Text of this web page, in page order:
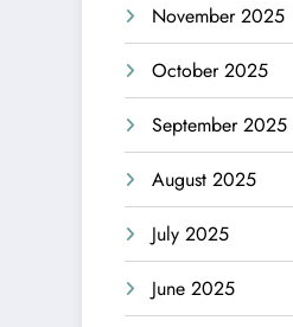
November 2025
October 2025
September 2025
August 2025
July 2025
June 2025